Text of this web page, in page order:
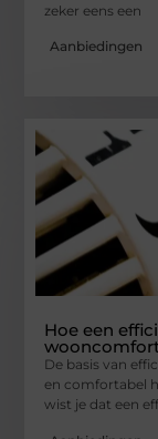
zeker eens een
Aanbiedingen
Hoe een
De basis van
en comfortabel
wist je dat een